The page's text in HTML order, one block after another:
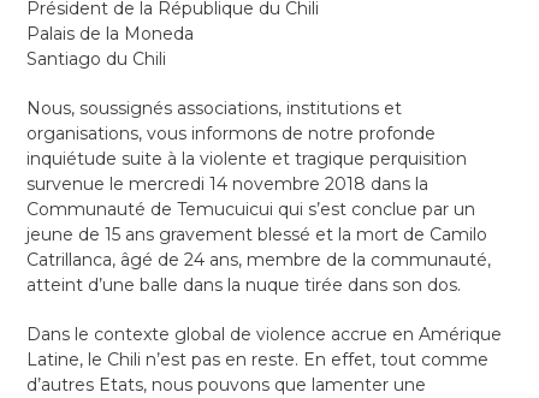
Président de la République du Chili
Palais de la Moneda
Santiago du Chili
Nous, soussignés associations, institutions et
organisations, vous informons de notre profonde
inquiétude suite à la violente et tragique perquisition
survenue le mercredi 14 novembre 2018 dans la
Communauté de Temucuicui qui s’est conclue par un
jeune de 15 ans gravement blessé et la mort de Camilo
Catrillanca, âgé de 24 ans, membre de la communauté,
atteint d’une balle dans la nuque tirée dans son dos.
Dans le contexte global de violence accrue en Amérique
Latine, le Chili n’est pas en reste. En effet, tout comme
d’autres Etats, nous pouvons que lamenter une